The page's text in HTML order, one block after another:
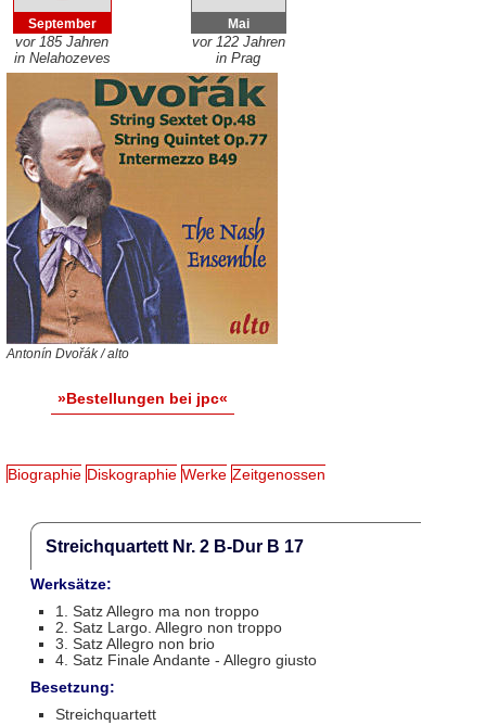
September
vor 185 Jahren
in Nelahozeves
Mai
vor 122 Jahren
in Prag
Antonín Dvořák / alto
»Bestellungen bei jpc«
Biographie Diskographie Werke Zeitgenossen
Streichquartett Nr. 2 B-Dur B 17
Werksätze:
1. Satz Allegro ma non troppo
2. Satz Largo. Allegro non troppo
3. Satz Allegro non brio
4. Satz Finale Andante - Allegro giusto
Besetzung:
Streichquartett